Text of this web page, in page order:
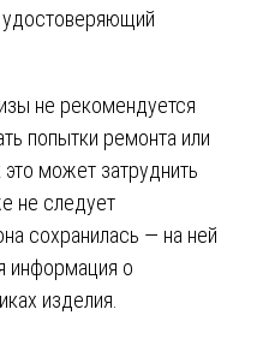
удостоверяющий
не рекомендуется
попытки ремонта или
может затруднить
не следует
сохранилась — на ней
информация о
изделия.